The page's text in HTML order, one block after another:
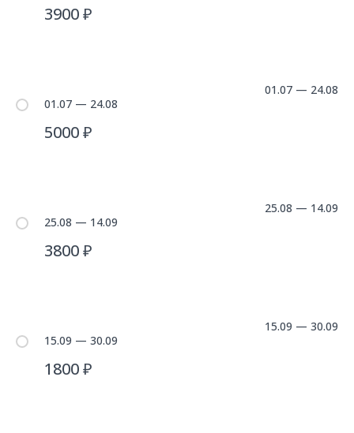
3900 ₽
01.07 — 24.08
01.07 — 24.08
5000 ₽
25.08 — 14.09
25.08 — 14.09
3800 ₽
15.09 — 30.09
15.09 — 30.09
1800 ₽